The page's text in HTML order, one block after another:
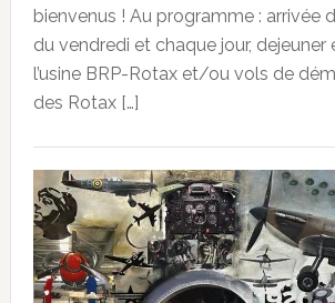
bienvenus ! Au programme : arrivée
du vendredi et chaque jour, dejeuner
l’usine BRP-Rotax et/ou vols de
des Rotax […]